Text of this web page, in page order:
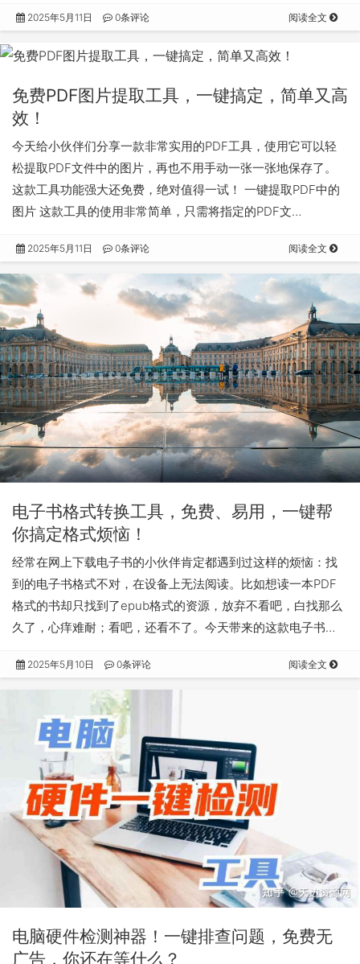
2025年5月11日 0条评论 阅读全文
免费PDF图片提取工具，一键搞定，简单又高
效！
今天给小伙伴们分享一款非常实用的PDF工具，使用它可以轻
松提取PDF文件中的图片，再也不用手动一张一张地保存了。
这款工具功能强大还免费，绝对值得一试！ 一键提取PDF中的
图片 这款工具的使用非常简单，只需将指定的PDF文…
2025年5月11日 0条评论 阅读全文
电子书格式转换工具，免费、易用，一键帮
你搞定格式烦恼！
经常在网上下载电子书的小伙伴肯定都遇到过这样的烦恼：找
到的电子书格式不对，在设备上无法阅读。比如想读一本PDF
格式的书却只找到了epub格式的资源，放弃不看吧，白找那么
久了，心痒难耐；看吧，还看不了。今天带来的这款电子书…
2025年5月10日 0条评论 阅读全文
电脑硬件检测神器！一键排查问题，免费无
广告，你还在等什么？